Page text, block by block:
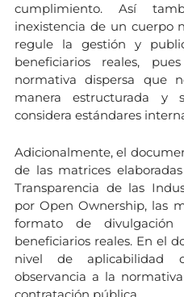
cumplimiento. Así
inexistencia de un cuerpo
regule la gestión y
beneficiarios reales,
normativa dispersa que
manera estructurada y
considera estándares
Adicionalmente, el
de las matrices
Transparencia de las
por Open Ownership, las
formato de
beneficiarios reales. En el
nivel de aplicabilidad
observancia a la